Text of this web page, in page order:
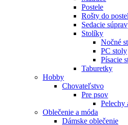
Postele
Rošty do
Sedacie
Stolíky
Nočné
PC stoly
Písacie
Taburetky
Hobby
Chovateľstvo
Pre psov
Pelechy
Oblečenie a móda
Dámske oblečenie